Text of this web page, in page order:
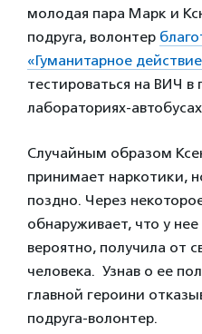
молодая пара Марк и
подруга, волонтер
«Гуманитарное
тестироваться на ВИЧ
лабораториях-
Случайным образом
принимает наркотики,
поздно. Через
обнаруживает, что у
вероятно, получила от
человека. Узнав о ее
главной героини
подруга-волонтер.